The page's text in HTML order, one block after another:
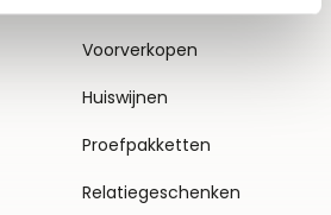
Voorverkopen
Huiswijnen
Proefpakketten
Relatiegeschenken